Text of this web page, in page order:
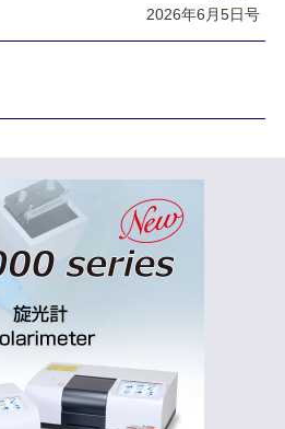
2026年6月5日号